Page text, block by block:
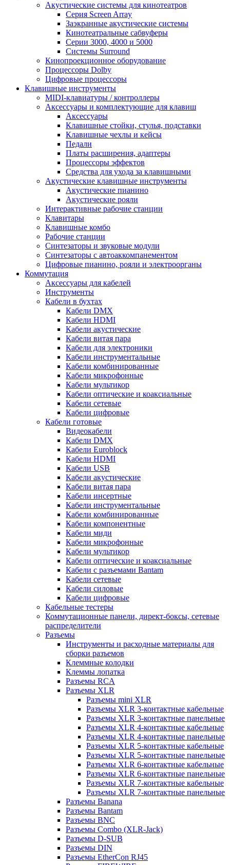
Акустические системы для кинотеатров
Cерия Screen Array
Заэкранные акустические системы
Кинотеатральные сабвуферы
Серии 3000, 4000 и 5000
Системы Surround
Кинопроекционное оборудование
Процессоры Dolby
Цифровые процессоры
Клавишные инструменты
MIDI-клавиатуры / контроллеры
Аксессуары и комплектующие для клавиш
Аксессуары
Клавишные стойки, стулья, подставки
Клавишные чехлы и кейсы
Педали
Платы расширения, адаптеры
Процессоры эффектов
Средства для ухода за клавишными
Акустические клавишные инструменты
Акустические пианино
Акустические рояли
Интерактивные рабочие станции
Клавитары
Клавишные комбо
Рабочие станции
Синтезаторы и звуковые модули
Синтезаторы с автоаккомпанементом
Цифровые пианино, рояли и электроорганы
Коммутация
Аксессуары для кабелей
Инструменты
Кабели в бухтах
Кабели DMX
Кабели HDMI
Кабели акустические
Кабели витая пара
Кабели для электроники
Кабели инструментальные
Кабели комбинированные
Кабели микрофонные
Кабели мультикор
Кабели оптические и коаксиальные
Кабели сетевые
Кабели цифровые
Кабели готовые
Видеокабели
Кабели DMX
Кабели Euroblock
Кабели HDMI
Кабели USB
Кабели акустические
Кабели витая пара
Кабели инсертные
Кабели инструментальные
Кабели комбинированные
Кабели компонентные
Кабели миди
Кабели микрофонные
Кабели мультикор
Кабели оптические и коаксиальные
Кабели с разъемами Bantam
Кабели сетевые
Кабели силовые
Кабели цифровые
Кабельные тестеры
Коммутационные панели, директ-боксы, сетевые
распределители
Разъемы
Инструменты и расходные материалы для
сборки разъемов
Клеммные колодки
Клеммы лопатка
Разъемы RCA
Разъемы XLR
Разъемы mini XLR
Разъемы XLR 3-контактные кабельные
Разъемы XLR 3-контактные панельные
Разъемы XLR 4-контактные кабельные
Разъемы XLR 4-контактные панельные
Разъемы XLR 5-контактные кабельные
Разъемы XLR 5-контактные панельные
Разъемы XLR 6-контактные кабельные
Разъемы XLR 6-контактные панельные
Разъемы XLR 7-контактные кабельные
Разъемы XLR 7-контактные панельные
Разъемы Banana
Разъемы Bantam
Разъемы BNC
Разъемы Combo (XLR-Jack)
Разъемы D-SUB
Разъемы DIN
Разъемы EtherCon RJ45